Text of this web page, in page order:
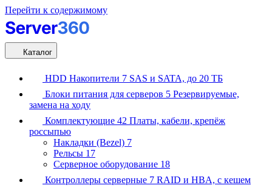
Перейти к содержимому
Каталог
HDD Накопители 7 SAS и SATA, до 20 ТБ
Блоки питания для серверов 5 Резервируемые,
замена на ходу
Комплектующие 42 Платы, кабели, крепёж
россыпью
Накладки (Bezel) 7
Рельсы 17
Серверное оборудование 18
Контроллеры серверные 7 RAID и HBA, с кешем